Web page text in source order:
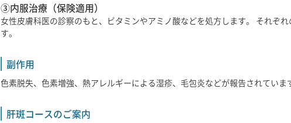
③内服治療（保険適用）
女性皮膚科医の診察のもと、ビタミンやアミノ酸などを処方します。 それぞ
す。
副作用
色素脱失、色素増強、熱アレルギーによる湿疹、毛包炎などが報告されていま
肝斑コースのご案内